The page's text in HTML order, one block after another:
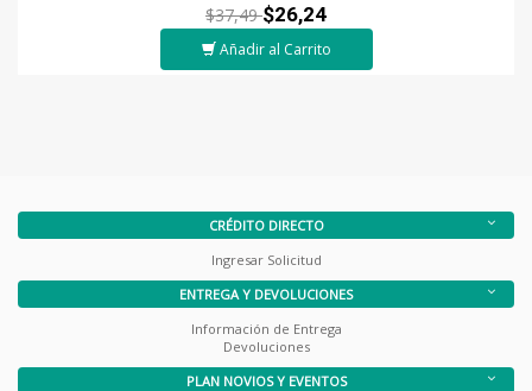
$37,49$26,24
Añadir al Carrito
CRÉDITO DIRECTO
Ingresar Solicitud
ENTREGA Y DEVOLUCIONES
Información de Entrega
Devoluciones
PLAN NOVIOS Y EVENTOS